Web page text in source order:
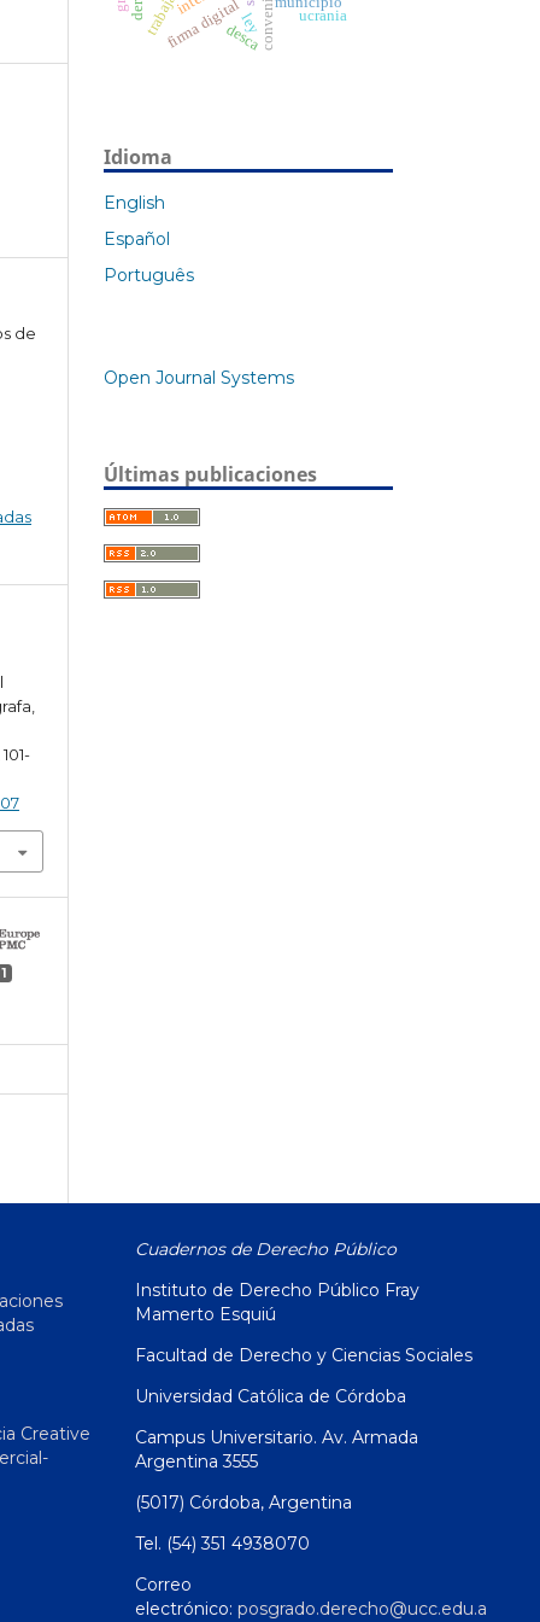
de
101-
1
firma digitalley ucrania
desca
Idioma
English
Español
Português
Open Journal Systems
Últimas publicaciones
Creative
Cuadernos de Derecho Público
Instituto de Derecho Público Fray
Mamerto Esquiú
Facultad de Derecho y Ciencias Sociales
Universidad Católica de Córdoba
Campus Universitario. Av. Armada
Argentina 3555
(5017) Córdoba, Argentina
Tel. (54) 351 4938070
Correo
electrónico: posgrado.derecho@ucc.edu.a